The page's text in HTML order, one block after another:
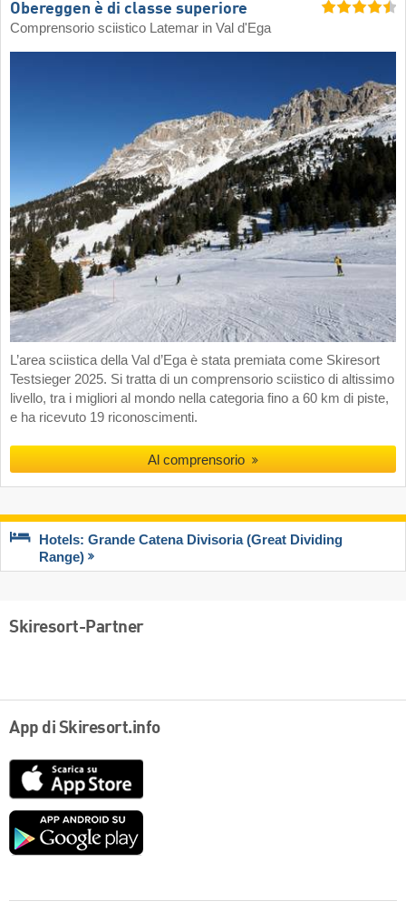
Obereggen è di classe superiore
Comprensorio sciistico Latemar in Val d'Ega
L’area sciistica della Val d’Ega è stata premiata come Skiresort
Testsieger 2025. Si tratta di un comprensorio sciistico di altissimo
livello, tra i migliori al mondo nella categoria fino a 60 km di piste,
e ha ricevuto 19 riconoscimenti.
Al comprensorio
Hotels: Grande Catena Divisoria (Great Dividing
Range)
Skiresort-Partner
App di Skiresort.info
Google